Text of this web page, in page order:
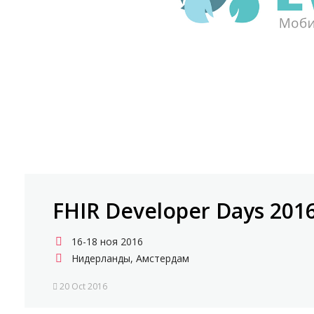
FHIR Developer Days
16-18 ноя 2016
Нидерланды, Амстердам
20 Oct 2016